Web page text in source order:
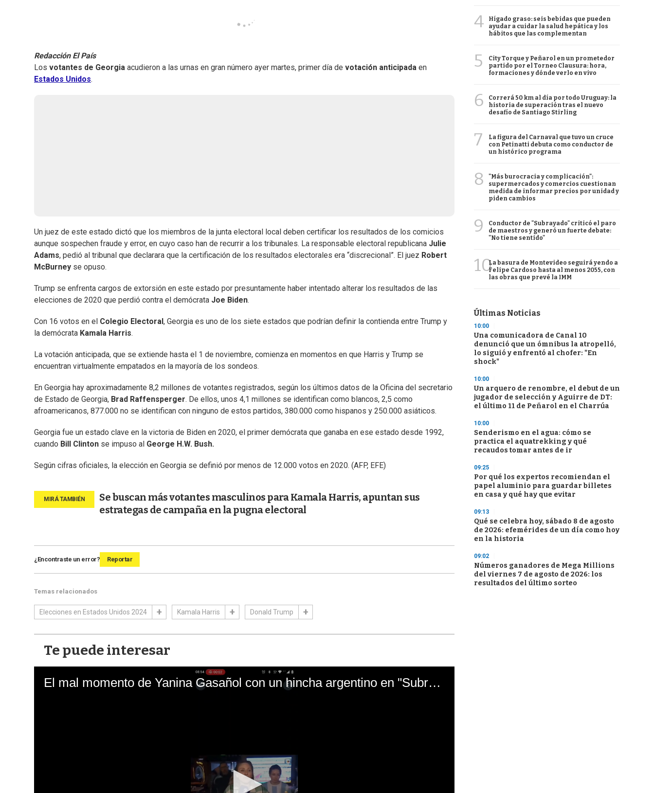
Redacción El País
Los votantes de Georgia acudieron a las urnas en gran número ayer martes, primer día de votación anticipada en
Estados Unidos.
Un juez de este estado dictó que los miembros de la junta electoral local deben certificar los resultados de los comicios
aunque sospechen fraude y error, en cuyo caso han de recurrir a los tribunales. La responsable electoral republicana Julie
Adams, pedió al tribunal que declarara que la certificación de los resultados electorales era “discrecional”. El juez Robert
McBurney se opuso.
Trump se enfrenta cargos de extorsión en este estado por presuntamente haber intentado alterar los resultados de las
elecciones de 2020 que perdió contra el demócrata Joe Biden.
Con 16 votos en el Colegio Electoral , Georgia es uno de los siete estados que podrían definir la contienda entre Trump y
la demócrata Kamala Harris.
La votación anticipada, que se extiende hasta el 1 de noviembre, comienza en momentos en que Harris y Trump se
encuentran virtualmente empatados en la mayoría de los sondeos.
En Georgia hay aproximadamente 8,2 millones de votantes registrados, según los últimos datos de la Oficina del secretario
de Estado de Georgia, Brad Raffensperger. De ellos, unos 4,1 millones se identifican como blancos, 2,5 como
afroamericanos, 877.000 no se identifican con ninguno de estos partidos, 380.000 como hispanos y 250.000 asiáticos.
Georgia fue un estado clave en la victoria de Biden en 2020, el primer demócrata que ganaba en ese estado desde 1992,
cuando Bill Clinton se impuso al George H.W. Bush.
Según cifras oficiales, la elección en Georgia se definió por menos de 12.000 votos en 2020. (AFP, EFE)
Se buscan más votantes masculinos para Kamala Harris, apuntan sus
estrategas de campaña en la pugna electoral
¿Encontraste un error? Reportar
Temas relacionados
Elecciones en Estados Unidos 2024 Kamala Harris Donald Trump
Te puede interesar
El mal momento de Yanina Gasañol con un hincha argentino en "Subrayado"
4
Hígado graso: seis bebidas que pueden
ayudar a cuidar la salud hepática y los
hábitos que las complementan
5
City Torque y Peñarol en un prometedor
partido por el Torneo Clausura: hora,
formaciones y dónde verlo en vivo
6
Correrá 50 km al día por todo Uruguay: la
historia de superación tras el nuevo
desafío de Santiago Stirling
7
La figura del Carnaval que tuvo un cruce
con Petinatti debuta como conductor de
un histórico programa
8
"Más burocracia y complicación":
supermercados y comercios cuestionan
medida de informar precios por unidad y
piden cambios
9
Conductor de "Subrayado" criticó el paro
de maestros y generó un fuerte debate:
"No tiene sentido"
10La basura de Montevideo seguirá yendo a
Felipe Cardoso hasta al menos 2055, con
las obras que prevé la IMM
Últimas Noticias
10:00
Una comunicadora de Canal 10
denunció que un ómnibus la atropelló,
lo siguió y enfrentó al chofer: "En
shock"
10:00
Un arquero de renombre, el debut de un
jugador de selección y Aguirre de DT:
el último 11 de Peñarol en el Charrúa
10:00
Senderismo en el agua: cómo se
practica el aquatrekking y qué
recaudos tomar antes de ir
09:25
Por qué los expertos recomiendan el
papel aluminio para guardar billetes
en casa y qué hay que evitar
09:13
Qué se celebra hoy, sábado 8 de agosto
de 2026: efemérides de un día como hoy
en la historia
09:02
Números ganadores de Mega Millions
del viernes 7 de agosto de 2026: los
resultados del último sorteo